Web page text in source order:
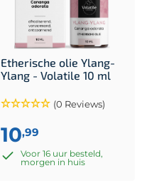
Etherische olie Ylang-
Ylang - Volatile 10 ml
(0 Reviews)
10,99
Voor 16 uur besteld,
morgen in huis